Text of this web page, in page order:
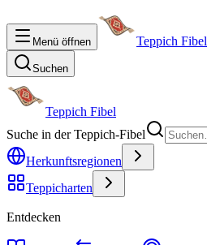
Menü öffnen Teppich Fibel
Suchen
Teppich Fibel
Suche in der Teppich-Fibel
Herkunftsregionen
Teppicharten
Entdecken